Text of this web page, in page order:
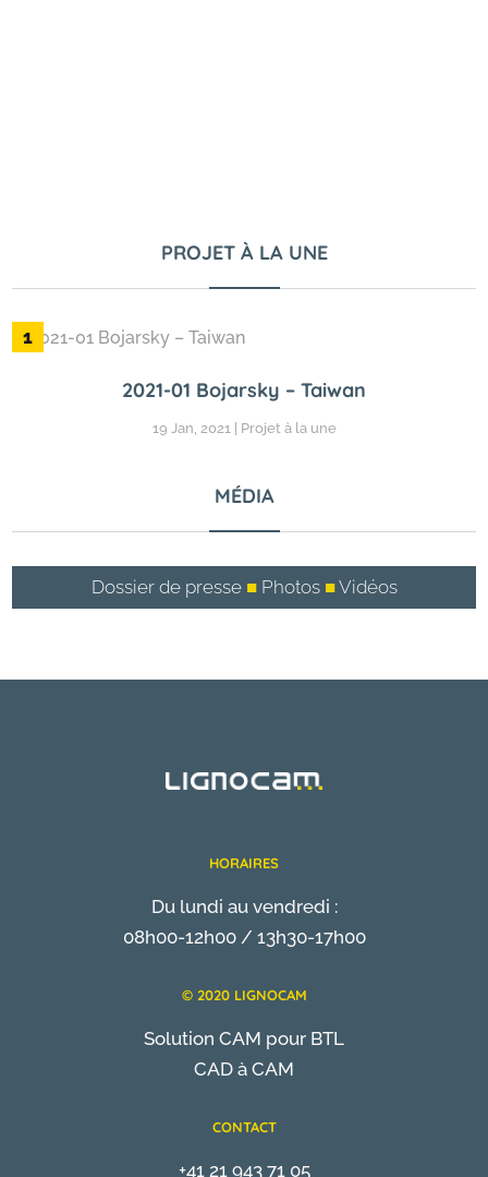
PROJET À LA UNE
2021-01 Bojarsky – Taiwan
19 Jan, 2021 | Projet à la une
MÉDIA
Dossier de presse ■Photos ■Vidéos
HORAIRES
Du lundi au vendredi :
08h00-12h00 / 13h30-17h00
© 2020 LIGNOCAM
Solution CAM pour BTL
CAD à CAM
CONTACT
+41 21 943 71 05